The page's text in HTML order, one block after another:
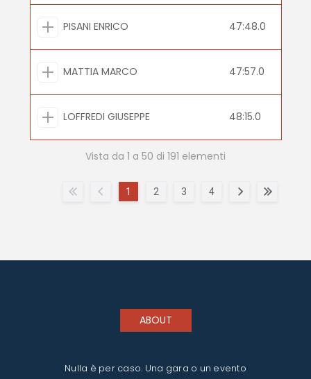
PISANI ENRICO 47:48.0
MATTIA MARCO 47:57.0
LOFFREDI GIUSEPPE 48:15.0
Vista da 1 a 50 di 191 elementi
1 2 3 4
ABOUT
Nulla è per caso. Una gara o un evento